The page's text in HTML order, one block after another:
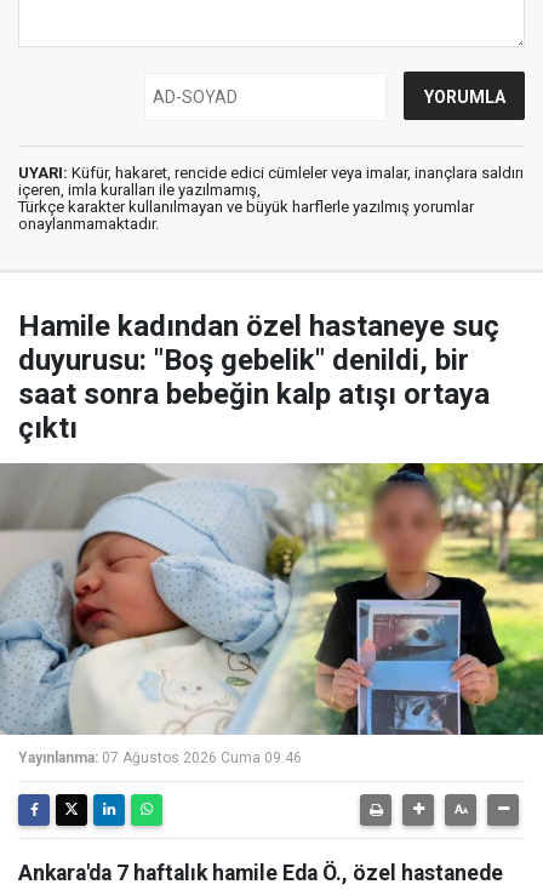
UYARI: Küfür, hakaret, rencide edici cümleler veya imalar, inançlara saldırı
içeren, imla kuralları ile yazılmamış,
Türkçe karakter kullanılmayan ve büyük harflerle yazılmış yorumlar
onaylanmamaktadır.
Hamile kadından özel hastaneye suç
duyurusu: "Boş gebelik" denildi, bir
saat sonra bebeğin kalp atışı ortaya
çıktı
Yayınlanma: 07 Ağustos 2026 Cuma 09:46
Ankara'da 7 haftalık hamile Eda Ö., özel hastanede